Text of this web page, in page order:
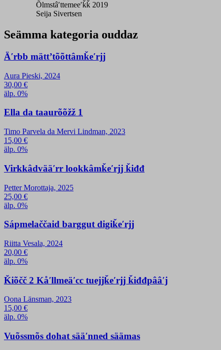
Õlmstâʹttemeeʹǩǩ 2019
Seija Sivertsen
Seämma kategoria ouddaz
Äʹrbb mättʼtõõttâmǩeʹrjj
Aura Pieski, 2024
30,00 €
älp. 0%
Ella da taaurõõžž 1
Timo Parvela da Mervi Lindman, 2023
15,00 €
älp. 0%
Virkkâdvääʹrr lookkâmǩeʹrjj ǩiđđ
Petter Morottaja, 2025
25,00 €
älp. 0%
Sápmelaččaid barggut digiǩeʹrjj
Riitta Vesala, 2024
20,00 €
älp. 0%
Ǩiõčč 2 Kåʹllmeäʹcc tuejjǩeʹrjj ǩiđđpââʹj
Oona Länsman, 2023
15,00 €
älp. 0%
Vuõssmõs dohat sääʹnned säämas